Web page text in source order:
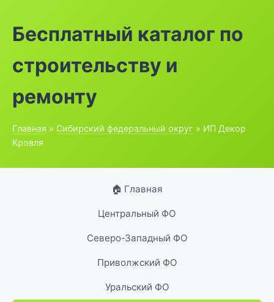
Бесплатный каталог по
строительству и
ремонту
Главная » Сибирский федеральный округ » ИП Декор
Кровля
🏠 Главная
Центральный ФО
Северо-Западный ФО
Приволжский ФО
Уральский ФО